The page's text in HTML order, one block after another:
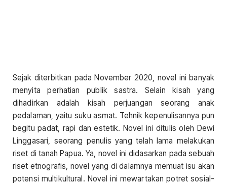
Sejak diterbitkan pada November 2020, novel ini banyak
menyita perhatian publik sastra. Selain kisah yang
dihadirkan adalah kisah perjuangan seorang anak
pedalaman, yaitu suku asmat. Tehnik kepenulisannya pun
begitu padat, rapi dan estetik. Novel ini ditulis oleh Dewi
Linggasari, seorang penulis yang telah lama melakukan
riset di tanah Papua. Ya, novel ini didasarkan pada sebuah
riset etnografis, novel yang di dalamnya memuat isu akan
potensi multikultural. Novel ini mewartakan potret sosial-